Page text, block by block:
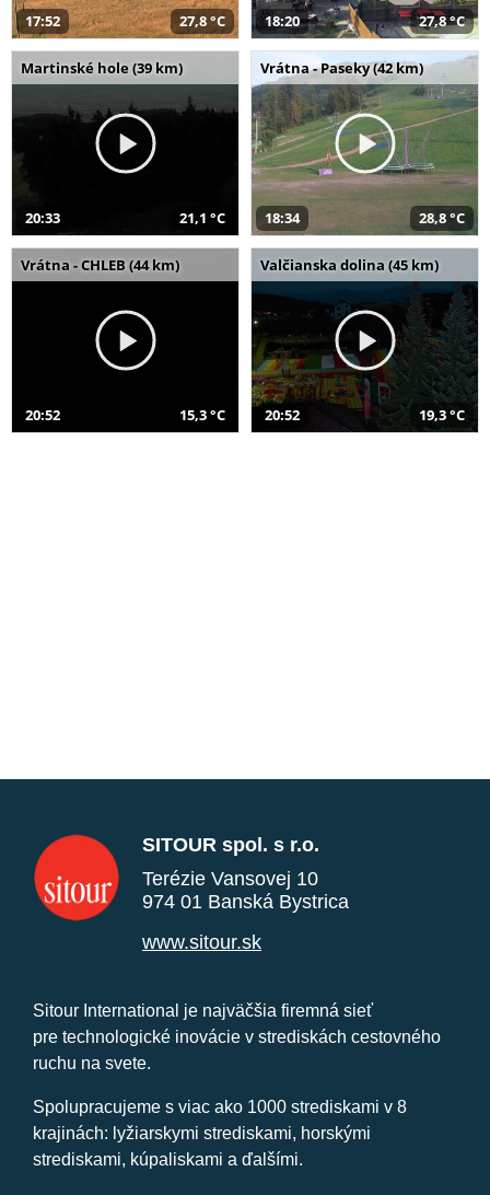
17:52 27,8 °C 18:20 27,8 °C
Martinské hole (39 km)
20:33 21,1 °C
Vrátna - Paseky (42 km)
18:34 28,8 °C
Vrátna - CHLEB (44 km)
20:52 15,3 °C
Valčianska dolina (45 km)
20:52 19,3 °C
SITOUR spol. s r.o.
Terézie Vansovej 10
974 01 Banská Bystrica
www.sitour.sk
Sitour International je najväčšia firemná sieť
pre technologické inovácie v strediskách cestovného
ruchu na svete.
Spolupracujeme s viac ako 1000 strediskami v 8
krajinách: lyžiarskymi strediskami, horskými
strediskami, kúpaliskami a ďalšími.